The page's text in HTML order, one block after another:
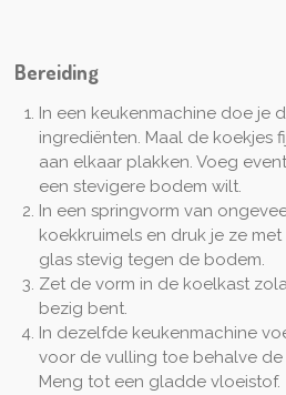
Bereiding
In een keukenmachine doe je
ingrediënten. Maal de koekjes
aan elkaar plakken. Voeg
een stevigere bodem wilt.
In een springvorm van
koekkruimels en druk je ze
glas stevig tegen de bodem.
Zet de vorm in de koelkast
bezig bent.
In dezelfde keukenmachine
voor de vulling toe behalve de
Meng tot een gladde vloeistof.